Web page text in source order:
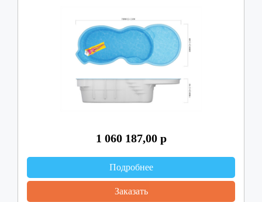
1 060 187,00 р
Подробнее
Заказать